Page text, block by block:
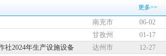
更多>>
南充市
06-02
甘孜州
01-17
社2024年生产设施设备
达州市
12-27